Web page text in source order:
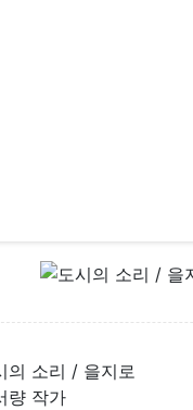
의 소리 / 을지로
량 작가